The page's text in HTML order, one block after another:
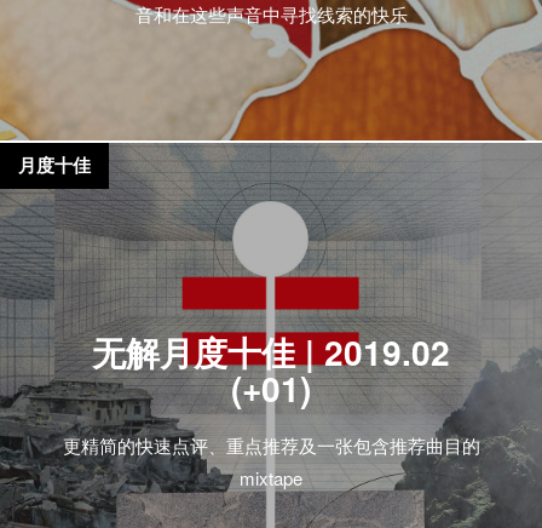
音和在这些声音中寻找线索的快乐
无解月度十佳 | 2019.02
(+01)
更精简的快速点评、重点推荐及一张包含推荐曲目的
mixtape
月度十佳